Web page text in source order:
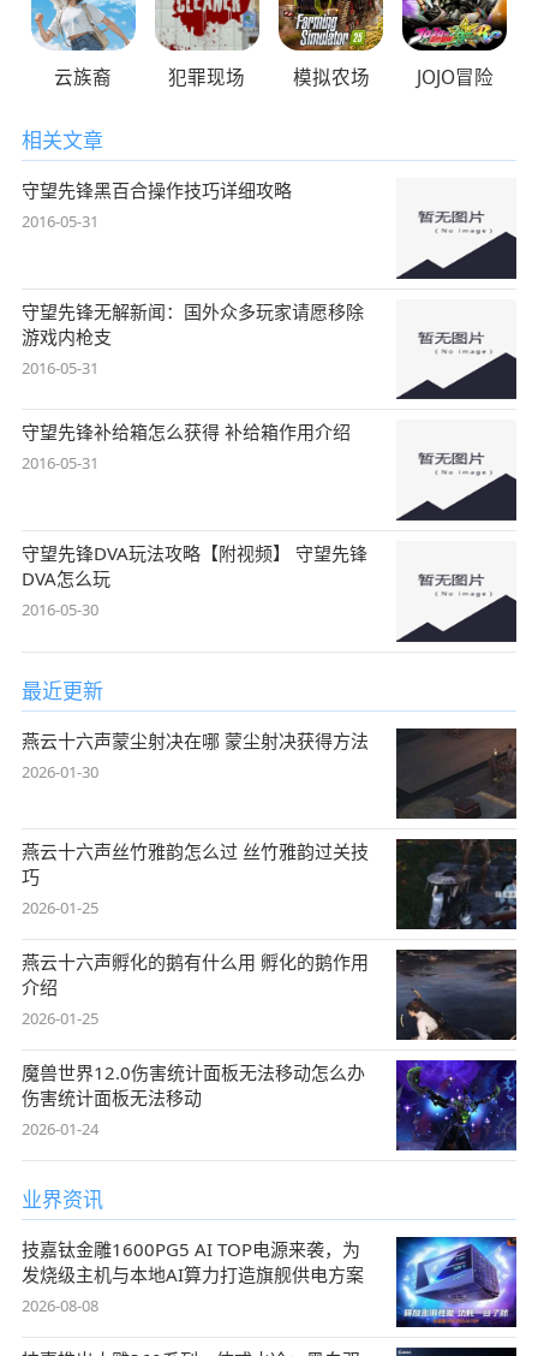
云族裔 犯罪现场 模拟农场 JOJO冒险
相关文章
守望先锋黑百合操作技巧详细攻略
2016-05-31
守望先锋无解新闻：国外众多玩家请愿移除
游戏内枪支
2016-05-31
守望先锋补给箱怎么获得 补给箱作用介绍
2016-05-31
守望先锋DVA玩法攻略【附视频】 守望先锋
DVA怎么玩
2016-05-30
最近更新
燕云十六声蒙尘射决在哪 蒙尘射决获得方法
2026-01-30
燕云十六声丝竹雅韵怎么过 丝竹雅韵过关技
巧
2026-01-25
燕云十六声孵化的鹅有什么用 孵化的鹅作用
介绍
2026-01-25
魔兽世界12.0伤害统计面板无法移动怎么办
伤害统计面板无法移动
2026-01-24
业界资讯
技嘉钛金雕1600PG5 AI TOP电源来袭，为
发烧级主机与本地AI算力打造旗舰供电方案
2026-08-08